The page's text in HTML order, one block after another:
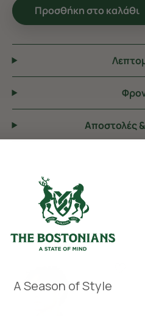
Προσθήκη στο καλάθι
Αποστολές
A Season of Style